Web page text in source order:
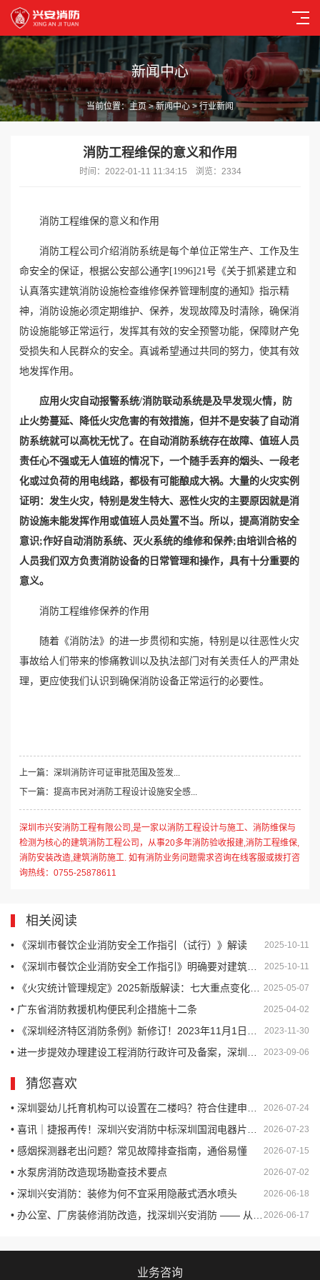
新闻中心
当前位置：主页>新闻中心 > 行业新闻
消防工程维保的意义和作用
时间：2022-01-11 11:34:15 浏览：2334
消防工程维保的意义和作用
消防工程公司介绍消防系统是每个单位正常生产、工作及生
命安全的保证，根据公安部公通字[1996]21号《关于抓紧建立和
认真落实建筑消防设施检查维修保养管理制度的通知》指示精
神，消防设施必须定期维护、保养，发现故障及时清除，确保消
防设施能够正常运行，发挥其有效的安全预警功能，保障财产免
受损失和人民群众的安全。真诚希望通过共同的努力，使其有效
地发挥作用。
应用火灾自动报警系统/消防联动系统是及早发现火情，防
止火势蔓延、降低火灾危害的有效措施，但并不是安装了自动消
防系统就可以高枕无忧了。在自动消防系统存在故障、值班人员
责任心不强或无人值班的情况下，一个随手丢弃的烟头、一段老
化或过负荷的用电线路，都极有可能酿成大祸。大量的火灾实例
证明：发生火灾，特别是发生特大、恶性火灾的主要原因就是消
防设施未能发挥作用或值班人员处置不当。所以，提高消防安全
意识;作好自动消防系统、灭火系统的维修和保养;由培训合格的
人员我们双方负责消防设备的日常管理和操作，具有十分重要的
意义。
消防工程维修保养的作用
随着《消防法》的进一步贯彻和实施，特别是以往恶性火灾
事故给人们带来的惨痛教训以及执法部门对有关责任人的严肃处
理，更应使我们认识到确保消防设备正常运行的必要性。
上一篇：深圳消防许可证审批范围及签发...
下一篇：提高市民对消防工程设计设施安全感...
深圳市兴安消防工程有限公司,是一家以消防工程设计与施工、消防维保与
检测为核心的建筑消防工程公司，从事20多年消防验收报建,消防工程维保,
消防安装改造,建筑消防施工. 如有消防业务问题需求咨询在线客服或拨打咨
询热线：0755-25878611
相关阅读
2025-10-11
• 《深圳市餐饮企业消防安全工作指引（试行）》解读
2025-10-11
• 《深圳市餐饮企业消防安全工作指引》明确要对建筑消防设施每年至少进行一次全面检测
2025-05-07
• 《火灾统计管理规定》2025新版解读：七大重点变化与影响
2025-04-02
• 广东省消防救援机构便民利企措施十二条
2023-11-30
• 《深圳经济特区消防条例》新修订！2023年11月1日起施行，企业单位未进行年度消防检测将面临一至五万罚款！同时处罚单位消防安全责任人
2023-09-06
• 进一步提效办理建设工程消防行政许可及备案，深圳市住建局发布公告
猜您喜欢
2026-07-24
• 深圳婴幼儿托育机构可以设置在二楼吗？符合住建申报验收的条件吗？
2026-07-23
• 喜讯｜捷报再传！深圳兴安消防中标深圳国润电器片区城市更新项目消防工程（一标段）
2026-07-15
• 感烟探测器老出问题？常见故障排查指南，通俗易懂
2026-07-02
• 水泵房消防改造现场勘查技术要点
2026-06-18
• 深圳兴安消防：装修为何不宜采用隐蔽式洒水喷头
2026-06-17
• 办公室、厂房装修消防改造，找深圳兴安消防 —— 从设计到验收，一站式合规交付
业务咨询